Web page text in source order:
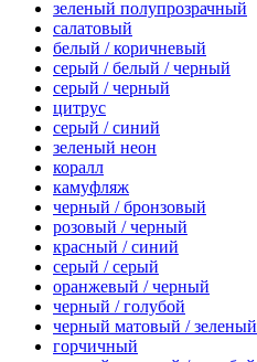
зеленый полупрозрачный
салатовый
белый / коричневый
серый / белый / черный
серый / черный
цитрус
серый / синий
зеленый неон
коралл
камуфляж
черный / бронзовый
розовый / черный
красный / синий
серый / серый
оранжевый / черный
черный / голубой
черный матовый / зеленый
горчичный